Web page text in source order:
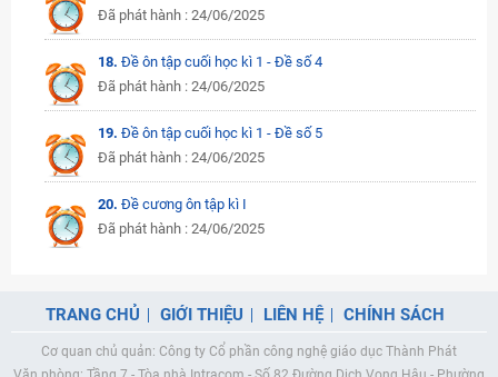
Đã phát hành : 24/06/2025
18.Đề ôn tập cuối học kì 1 - Đề số 4
Đã phát hành : 24/06/2025
19.Đề ôn tập cuối học kì 1 - Đề số 5
Đã phát hành : 24/06/2025
20.Đề cương ôn tập kì I
Đã phát hành : 24/06/2025
TRANG CHỦ GIỚI THIỆU LIÊN HỆ CHÍNH SÁCH
Cơ quan chủ quản: Công ty Cổ phần công nghệ giáo dục Thành Phát